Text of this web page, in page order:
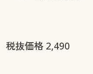
税抜価格 2,490